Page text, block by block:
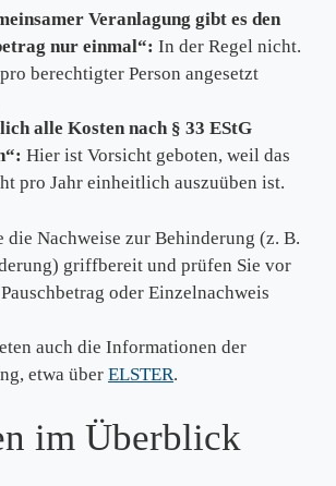
Veranlagung gibt es den
nur einmal“: In der Regel nicht.
berechtigter Person angesetzt
alle Kosten nach § 33 EStG
Hier ist Vorsicht geboten, weil das
pro Jahr einheitlich auszuüben ist.
die Nachweise zur Behinderung (z. B.
griffbereit und prüfen Sie vor
oder Einzelnachweis
auch die Informationen der
etwa über ELSTER.
im Überblick